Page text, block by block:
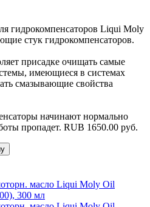
гидрокомпенсаторов Liqui Moly
стук гидрокомпенсаторов.
присадке очищать самые
имеющиеся в системах
смазывающие свойства
начинают нормально
пропадет. RUB 1650.00 руб.